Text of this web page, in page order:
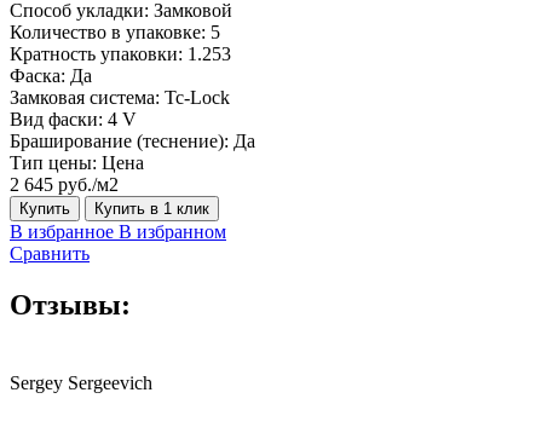
Способ укладки: Замковой
Количество в упаковке: 5
Кратность упаковки: 1.253
Фаска: Да
Замковая система: Tc-Lock
Вид фаски: 4 V
Браширование (теснение): Да
Тип цены: Цена
2 645 руб./м2
Купить Купить в 1 клик
В избранное В избранном
Сравнить
Отзывы:
Sergey Sergeevich